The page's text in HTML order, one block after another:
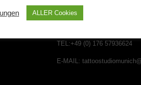
UMSATZSTEUER-ID: AUF
TEL:+49 (0) 176 57936624
E-MAIL:
ALLER Cookies